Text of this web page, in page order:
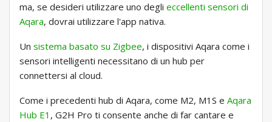
ma, se desideri utilizzare uno degli eccellenti sensori di
Aqara, dovrai utilizzare l'app nativa.
Un sistema basato su Zigbee, i dispositivi Aqara come i
sensori intelligenti necessitano di un hub per
connettersi al cloud.
Come i precedenti hub di Aqara, come M2, M1S e Aqara
Hub E1 , G2H Pro ti consente anche di far cantare e